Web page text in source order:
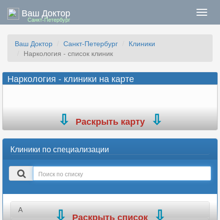
Ваш Доктор
Санкт-Петербург
Ваш Доктор Санкт-Петербург
Клиники
Наркология - список клиник
Наркология - клиники на карте
Раскрыть карту
Клиники по специализации
Поиск
в
А
Раскрыть список